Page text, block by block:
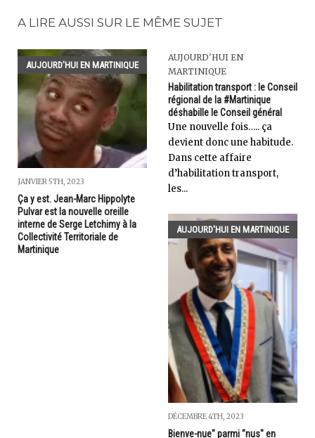
A LIRE AUSSI SUR LE MÊME SUJET
AUJOURD'HUI EN MARTINIQUE
JANVIER 5TH, 2023
Ça y est. Jean-Marc Hippolyte
Pulvar est la nouvelle oreille
interne de Serge Letchimy à la
Collectivité Territoriale de
Martinique
AUJOURD'HUI EN
MARTINIQUE
Habilitation transport : le Conseil
régional de la #Martinique
déshabille le Conseil général
Une nouvelle fois….. ça
devient donc une habitude.
Dans cette affaire
d’habilitation transport,
les...
AUJOURD'HUI EN MARTINIQUE
DÉCEMBRE 4TH, 2023
Bienve-nue" parmi "nus" en